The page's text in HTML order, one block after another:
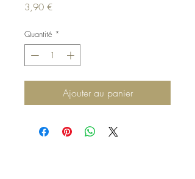
3,90 €Prix
Quantité *
Ajouter au panier